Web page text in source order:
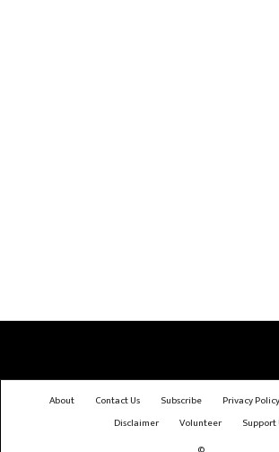
About Contact Us Subscribe Privacy Policy
Disclaimer
Volunteer
Support